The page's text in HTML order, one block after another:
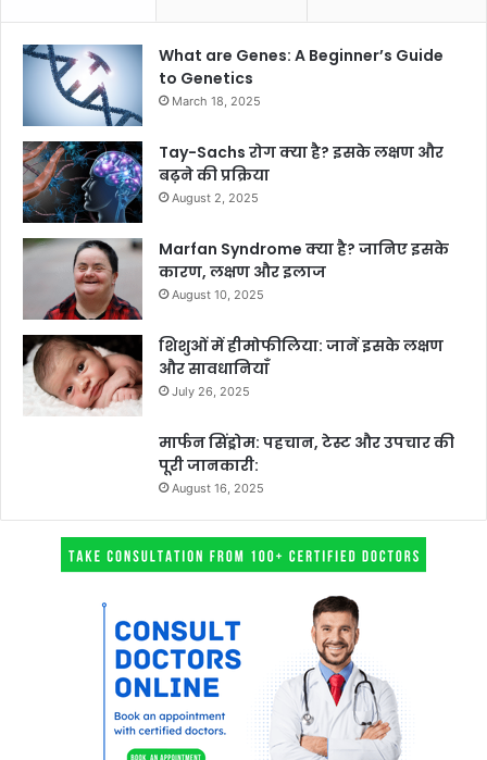
What are Genes: A Beginner’s Guide
to Genetics
March 18, 2025
Tay-Sachs रोग क्या है? इसके लक्षण और
बढ़ने की प्रक्रिया
August 2, 2025
Marfan Syndrome क्या है? जानिए इसके
कारण, लक्षण और इलाज
August 10, 2025
शिशुओं में हीमोफीलिया: जानें इसके लक्षण
और सावधानियाँ
July 26, 2025
मार्फन सिंड्रोम: पहचान, टेस्ट और उपचार की
पूरी जानकारी:
August 16, 2025